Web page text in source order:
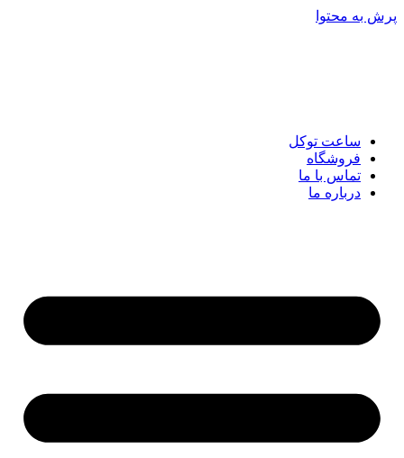
پرش به محتوا
ساعت توکل
فروشگاه
تماس با ما
درباره ما